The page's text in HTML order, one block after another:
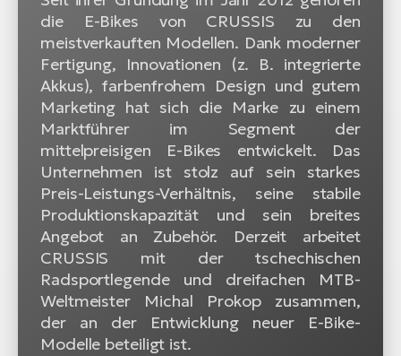
die E-Bikes von CRUSSIS zu den
meistverkauften Modellen. Dank moderner
Fertigung, Innovationen (z. B. integrierte
Akkus), farbenfrohem Design und gutem
Marketing hat sich die Marke zu einem
Marktführer im Segment der
mittelpreisigen E-Bikes entwickelt. Das
Unternehmen ist stolz auf sein starkes
Preis-Leistungs-Verhältnis, seine stabile
Produktionskapazität und sein breites
Angebot an Zubehör. Derzeit arbeitet
CRUSSIS mit der tschechischen
Radsportlegende und dreifachen MTB-
Weltmeister Michal Prokop zusammen,
der an der Entwicklung neuer E-Bike-
Modelle beteiligt ist.